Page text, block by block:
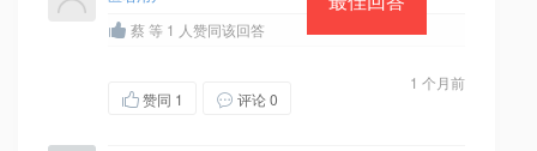
蔡 等 1 人赞同该回答
1 个月前
赞同 1 评论 0